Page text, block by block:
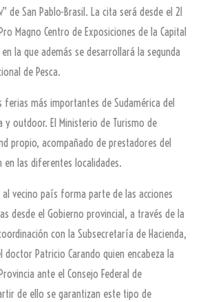
de San Pablo-Brasil. La cita será desde el 21
Magno Centro de Exposiciones de la Capital
la que además se desarrollará la segunda
de Pesca.
ferias más importantes de Sudamérica del
y outdoor. El Ministerio de Turismo de
propio, acompañado de prestadores del
en las diferentes localidades.
al vecino país forma parte de las acciones
desde el Gobierno provincial, a través de la
con la Subsecretaría de Hacienda,
doctor Patricio Carando quien encabeza la
ante el Consejo Federal de
de ello se garantizan este tipo de